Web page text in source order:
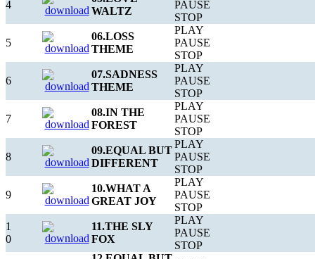
4
WALTZ
PAUSE
STOP
5
06.LOSS
THEME
PLAY
PAUSE
STOP
6
07.SADNESS
THEME
PLAY
PAUSE
STOP
7
08.IN THE
FOREST
PLAY
PAUSE
STOP
8
09.EQUAL BUT
DIFFERENT
PLAY
PAUSE
STOP
9
10.WHAT A
GREAT JOY
PLAY
PAUSE
STOP
1
0
11.THE SLY
FOX
PLAY
PAUSE
STOP